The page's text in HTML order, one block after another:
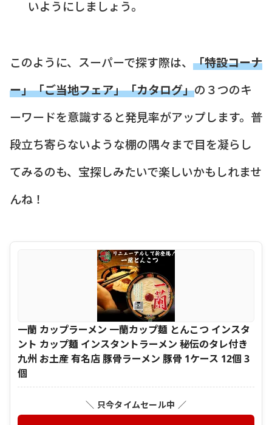
いようにしましょう。
このように、スーパーで探す際は、 「特設コーナ
ー」「ご当地フェア」「カタログ」の３つのキ
ーワードを意識すると発見率がアップします。普
段立ち寄らないような棚の隅々まで目を凝らし
てみるのも、宝探しみたいで楽しいかもしれませ
んね！
一蘭 カップラーメン 一蘭カップ麺 とんこつ インスタ
ント カップ麺 インスタントラーメン 秘伝のタレ付き
九州 お土産 有名店 豚骨ラーメン 豚骨 1ケース 12個 3
個
＼ 只今タイムセール中 ／